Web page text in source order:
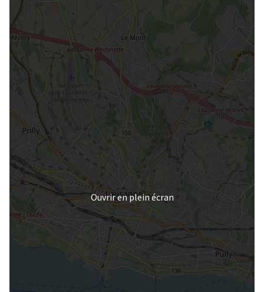
Ouvrir en plein écran